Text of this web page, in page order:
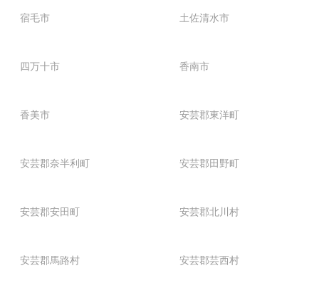
宿毛市 土佐清水市
四万十市 香南市
香美市 安芸郡東洋町
安芸郡奈半利町 安芸郡田野町
安芸郡安田町 安芸郡北川村
安芸郡馬路村 安芸郡芸西村